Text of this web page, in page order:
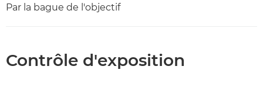
Par la bague de l'objectif
Contrôle d'exposition